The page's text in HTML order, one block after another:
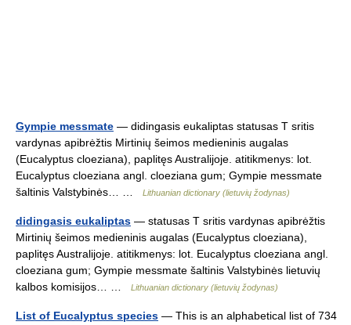
Gympie messmate — didingasis eukaliptas statusas T sritis
vardynas apibrėžtis Mirtinių šeimos medieninis augalas
(Eucalyptus cloeziana), paplitęs Australijoje. atitikmenys: lot.
Eucalyptus cloeziana angl. cloeziana gum; Gympie messmate
šaltinis Valstybinės… …
Lithuanian dictionary (lietuvių žodynas)
didingasis eukaliptas — statusas T sritis vardynas apibrėžtis
Mirtinių šeimos medieninis augalas (Eucalyptus cloeziana),
paplitęs Australijoje. atitikmenys: lot. Eucalyptus cloeziana angl.
cloeziana gum; Gympie messmate šaltinis Valstybinės lietuvių
kalbos komisijos… …
Lithuanian dictionary (lietuvių žodynas)
List of Eucalyptus species — This is an alphabetical list of 734